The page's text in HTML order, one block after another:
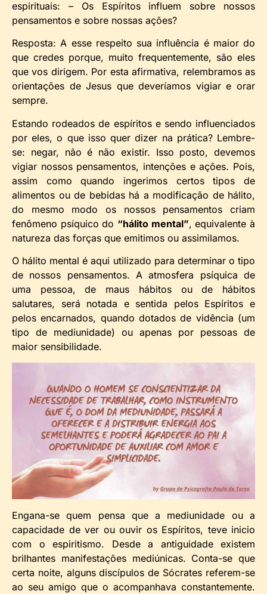
espirituais: – Os Espíritos influem sobre nossos
pensamentos e sobre nossas ações?
Resposta: A esse respeito sua influência é maior do
que credes porque, muito frequentemente, são eles
que vos dirigem. Por esta afirmativa, relembramos as
orientações de Jesus que deveríamos vigiar e orar
sempre.
Estando rodeados de espíritos e sendo influenciados
por eles, o que isso quer dizer na prática? Lembre-
se: negar, não é não existir. Isso posto, devemos
vigiar nossos pensamentos, intenções e ações. Pois,
assim como quando ingerimos certos tipos de
alimentos ou de bebidas há a modificação de hálito,
do mesmo modo os nossos pensamentos criam
fenômeno psíquico do “hálito mental”, equivalente à
natureza das forças que emitimos ou assimilamos.
O hálito mental é aqui utilizado para determinar o tipo
de nossos pensamentos. A atmosfera psíquica de
uma pessoa, de maus hábitos ou de hábitos
salutares, será notada e sentida pelos Espíritos e
pelos encarnados, quando dotados de vidência (um
tipo de mediunidade) ou apenas por pessoas de
maior sensibilidade.
Engana-se quem pensa que a mediunidade ou a
capacidade de ver ou ouvir os Espíritos, teve inicio
com o espiritismo. Desde a antiguidade existem
brilhantes manifestações mediúnicas. Conta-se que
certa noite, alguns discípulos de Sócrates referem-se
ao seu amigo que o acompanhava constantemente.